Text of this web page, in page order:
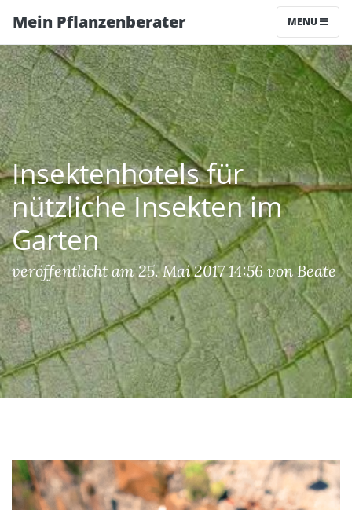
Mein Pflanzenberater MENU
Insektenhotels für
nützliche Insekten im
Garten
veröffentlicht am 25. Mai 2017 14:56 von Beate